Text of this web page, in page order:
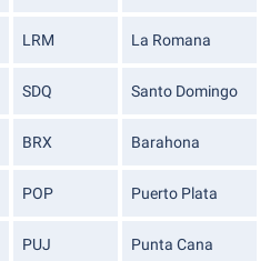
LRM La Romana
SDQ Santo Domingo
BRX Barahona
POP Puerto Plata
PUJ Punta Cana